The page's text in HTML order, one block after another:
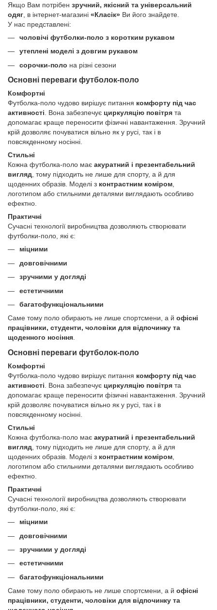
Якщо Вам потрібен зручний, якісний та універсальний
одяг , в інтернет-магазині «Класік» Ви його знайдете.
У нас представлені:
чоловічі футболки-поло з коротким рукавом
утеплені моделі з довгим рукавом
сорочки-поло на різні сезони
Основні переваги футболок-поло
Комфортні
Футболка-поло чудово вирішує питання комфорту під час
активності. Вона забезпечує циркуляцію повітря та
допомагає краще переносити фізичні навантаження. Зручний
крій дозволяє почуватися вільно як у русі, так і в
повсякденному носінні.
Стильні
Кожна футболка-поло має акуратний і презентабельний
вигляд, тому підходить не лише для спорту, а й для
щоденних образів. Моделі з контрастним коміром,
логотипом або стильними деталями виглядають особливо
ефектно.
Практичні
Сучасні технології виробництва дозволяють створювати
футболки-поло, які є:
міцними
довговічними
зручними у догляді
естетичними
багатофункціональними
Саме тому поло обирають не лише спортсмени, а й офісні
працівники, студенти, чоловіки для відпочинку та
щоденного носіння.
Основні переваги футболок-поло
Комфортні
Футболка-поло чудово вирішує питання комфорту під час
активності. Вона забезпечує циркуляцію повітря та
допомагає краще переносити фізичні навантаження. Зручний
крій дозволяє почуватися вільно як у русі, так і в
повсякденному носінні.
Стильні
Кожна футболка-поло має акуратний і презентабельний
вигляд, тому підходить не лише для спорту, а й для
щоденних образів. Моделі з контрастним коміром,
логотипом або стильними деталями виглядають особливо
ефектно.
Практичні
Сучасні технології виробництва дозволяють створювати
футболки-поло, які є:
міцними
довговічними
зручними у догляді
естетичними
багатофункціональними
Саме тому поло обирають не лише спортсмени, а й офісні
працівники, студенти, чоловіки для відпочинку та